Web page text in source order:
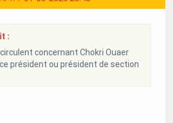
:
concernant Chokri Ouaer
président ou président de section